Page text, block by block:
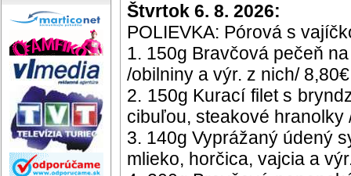
Štvrtok 6. 8. 2026:
POLIEVKA: Pórová s
1. 150g Bravčová pečeň
/obilniny a výr. z nich/ 8,80€
2. 150g Kurací filet s
cibuľou, steakové hranolky
3. 140g Vyprážaný údený
mlieko, horčica, vajcia a